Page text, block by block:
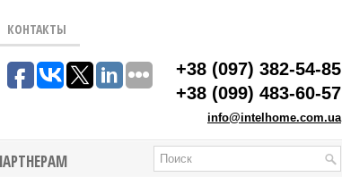
КОНТАКТЫ
+38 (097) 382-54-85
+38 (099) 483-60-57
info@intelhome.com.ua